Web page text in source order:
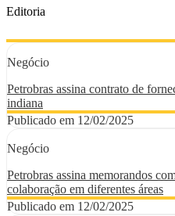
Editoria
Negócio
Petrobras assina contrato de
indiana
Publicado em 12/02/2025
Negócio
Petrobras assina memorandos
colaboração em diferentes áreas
Publicado em 12/02/2025